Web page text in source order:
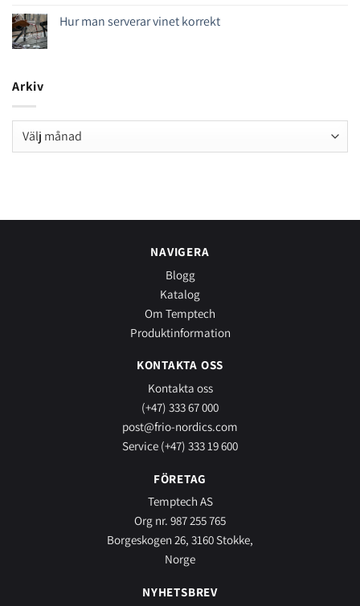
Hur man serverar vinet korrekt
Arkiv
Arkiv
NAVIGERA
Blogg
Katalog
Om Temptech
Produktinformation
KONTAKTA OSS
Kontakta oss
(+47) 333 67 000
post@frio-nordics.com
Service (+47) 333 19 600
FÖRETAG
Temptech AS
Org nr. 987 255 765
Borgeskogen 26, 3160 Stokke,
Norge
NYHETSBREV